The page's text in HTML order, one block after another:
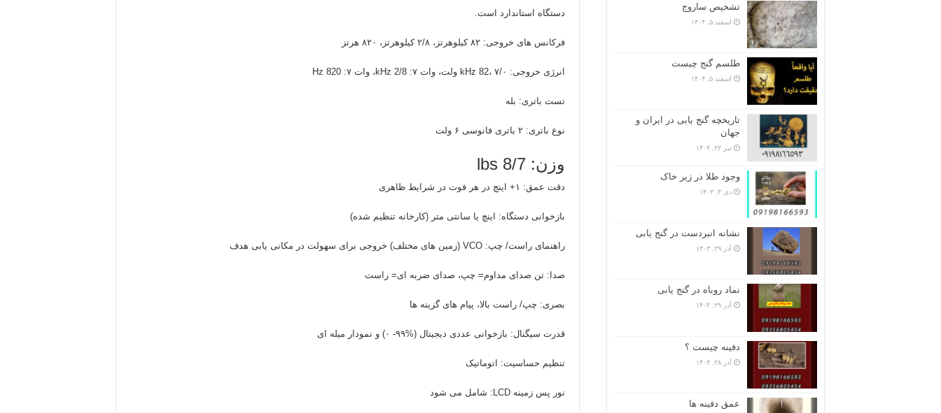
دستگاه استاندارد است.
فرکانس های خروجی: ۸۲ کیلوهرتز، ۲/۸ کیلوهرتز، ۸۲۰ هرتز
انرژی خروجی: kHz 82، ۷/۰ ولت، وات ۷: kHz 2/8، وات ۷: Hz 820
تست باتری: بله
نوع باتری: ۲ باتری فانوسی ۶ ولت
وزن: lbs 8/7
دقت عمق: ۱+ اینچ در هر فوت در شرایط ظاهری
بازخوانی دستگاه: اینچ یا سانتی متر (کارخانه تنظیم شده)
راهنمای راست/ چپ: VCO (زمین های مختلف) خروجی برای سهولت در مکانی یابی هدف
صدا: تن صدای مداوم= چپ، صدای ضربه ای= راست
بصری: چپ/ راست بالا، پیام های گزینه ها
قدرت سیگنال: بازخوانی عددی دیجیتال (%۹۹- ۰) و نمودار میله ای
تنظیم حساسیت: اتوماتیک
نور پس زمینه LCD: شامل می شود
تشخیص ساروج
اسفند ۵, ۱۴۰۴
طلسم گنج چیست
اسفند ۵, ۱۴۰۴
تاریخچه گنج‌ یابی در ایران و
جهان
تیر ۲۲, ۱۴۰۴
وجود طلا در زیر خاک
دی ۴, ۱۴۰۳
نشانه انبردست در گنج یابی
آذر ۲۹, ۱۴۰۳
نماد روباه در گنج یابی
آذر ۲۹, ۱۴۰۳
دفینه چیست ؟
آذر ۲۸, ۱۴۰۳
عمق دفینه ها